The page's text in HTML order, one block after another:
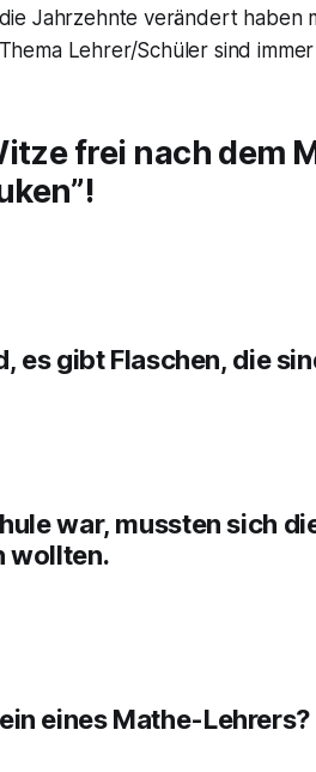
Jahrzehnte verändert haben
Lehrer/Schüler sind
frei nach dem
es gibt Flaschen, die
war, mussten sich
wollten.
eines Mathe-